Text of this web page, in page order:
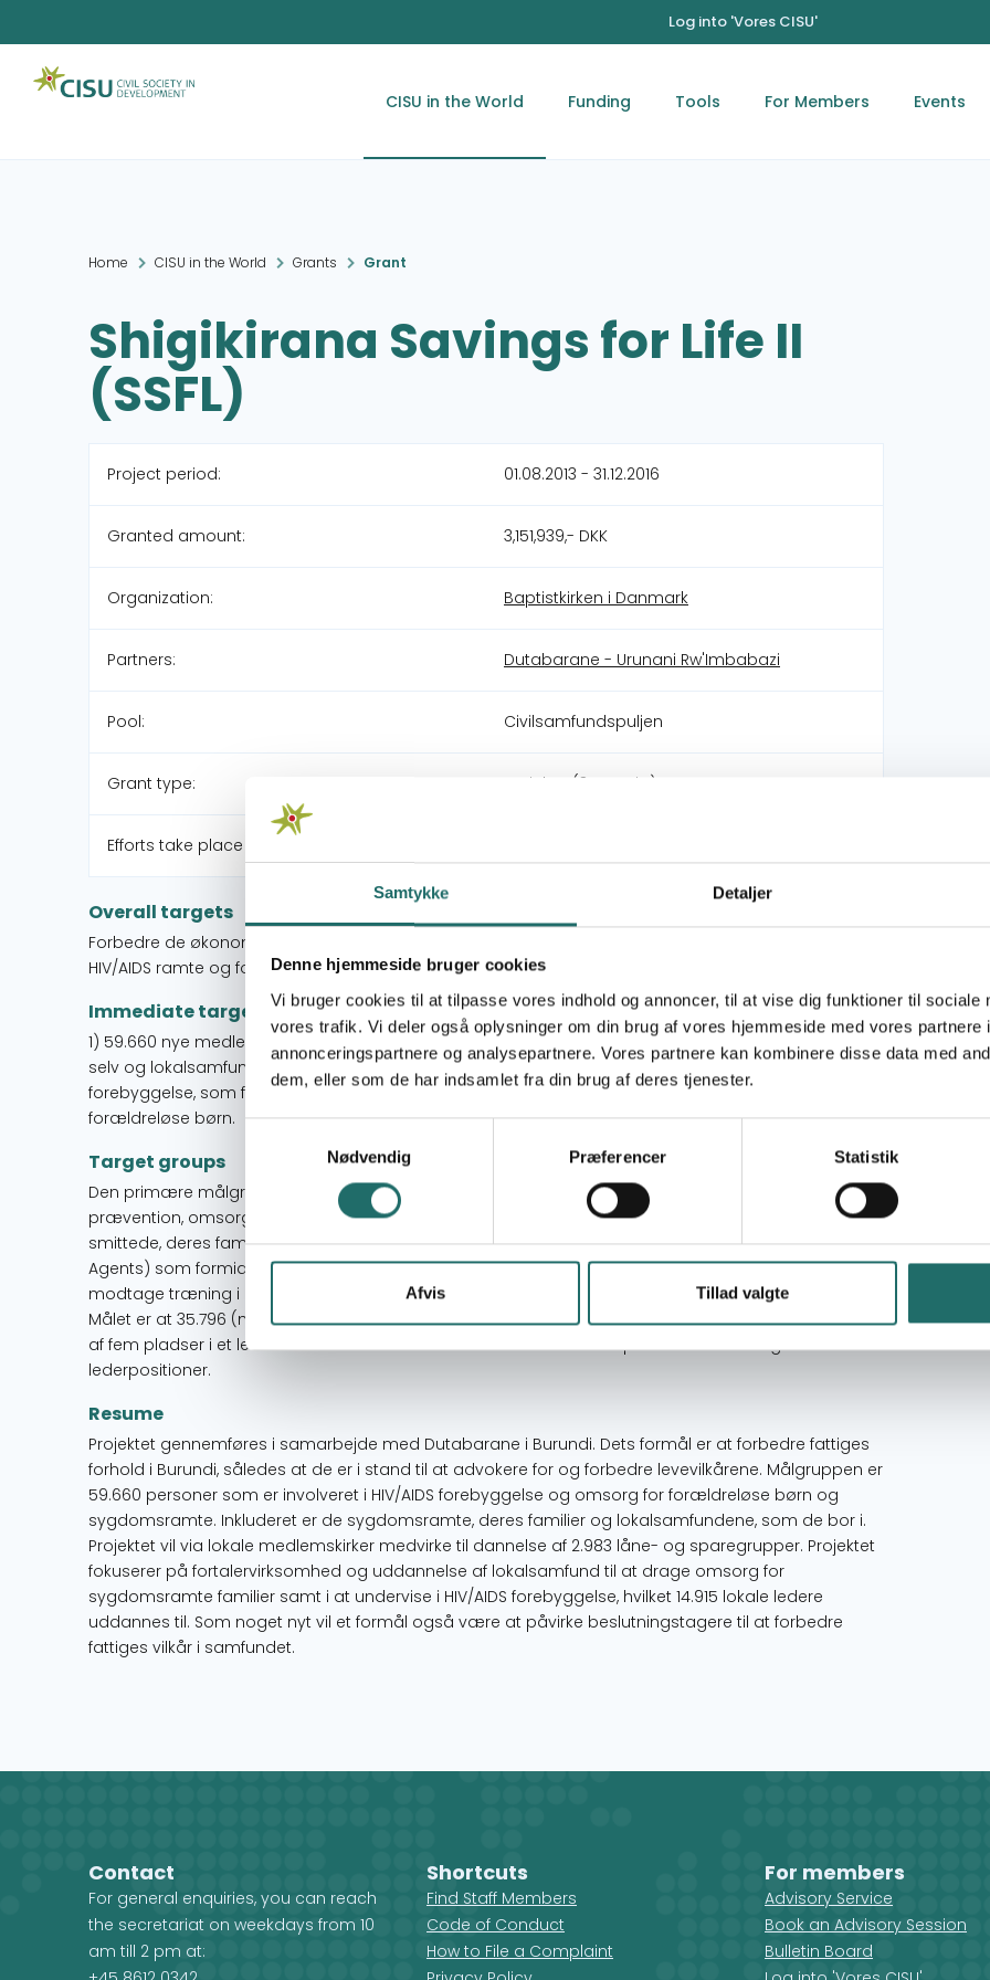
Samtykke Detaljer
Denne hjemmeside bruger cookies
Vi bruger cookies til at tilpasse vores indhold og annoncer, til at vise dig funktioner til sociale
vores trafik. Vi deler også oplysninger om din brug af vores hjemmeside med vores partnere
annonceringspartnere og analysepartnere. Vores partnere kan kombinere disse data med
dem, eller som de har indsamlet fra din brug af deres tjenester.
Nødvendig
Præferencer Statistik
Afvis Tillad valgte
Log into 'Vores CISU'
CISU in the World Funding Tools For Members Events
Home CISU in the World Grants Grant
Shigikirana Savings for Life II
(SSFL)
Project period: 01.08.2013 - 31.12.2016
Granted amount: 3,151,939,- DKK
Organization: Baptistkirken i Danmark
Partners: Dutabarane - Urunani Rw'Imbabazi
Pool: Civilsamfundspuljen
Grant type: Projekt E (3 - 5 mio)
Efforts take place in:
Overall targets
Forbedre de økonomiske forhold for de fattigste i Burundi samt reducere stigmatiseringen af
HIV/AIDS ramte og forebygge nye tilfælde.
Immediate targets
1) 59.660 nye medlemmer af låne-spare-grupper advokerer socioøkonomisk velfærd for både dem
selv og lokalsamfundet. 2) 50 % af låne-sparegruppemedlemmerne er engagerede i HIV
forebyggelse, som fører til en reduktion af diskriminationen mod HIV/AIDS smittede og hjælper
forældreløse børn.
Target groups
Den primære målgruppe er 59.660 fattige og deres familier, som er involverede i HIV/AIDS
prævention, omsorg for forældreløse børn og behandling af de smittede. Dette inkluderer de
smittede, deres familier, naboer, kirker og frivillige. Den sekundære målgruppe er frivillige (Village
Agents) som formidler projektets budskab. Disse er ofte valgt ud fra den primære målgruppe. De vil
modtage træning i hvordan budskabet formidles, etablering og støtte af nye låne-spare-grupper.
Målet er at 35.796 (mindst 60 %) af den primære målgruppe er kvinder. Desuden skal mindst tre ud
af fem pladser i et lederteam besættes af kvinder. Kvinder vil blive opfordret til at indtage
lederpositioner.
Resume
Projektet gennemføres i samarbejde med Dutabarane i Burundi. Dets formål er at forbedre fattiges
forhold i Burundi, således at de er i stand til at advokere for og forbedre levevilkårene. Målgruppen er
59.660 personer som er involveret i HIV/AIDS forebyggelse og omsorg for forældreløse børn og
sygdomsramte. Inkluderet er de sygdomsramte, deres familier og lokalsamfundene, som de bor i.
Projektet vil via lokale medlemskirker medvirke til dannelse af 2.983 låne- og sparegrupper. Projektet
fokuserer på fortalervirksomhed og uddannelse af lokalsamfund til at drage omsorg for
sygdomsramte familier samt i at undervise i HIV/AIDS forebyggelse, hvilket 14.915 lokale ledere
uddannes til. Som noget nyt vil et formål også være at påvirke beslutningstagere til at forbedre
fattiges vilkår i samfundet.
Contact
For general enquiries, you can reach
the secretariat on weekdays from 10
am till 2 pm at:
Shortcuts
Find Staff Members
Code of Conduct
How to File a Complaint
For members
Advisory Service
Book an Advisory Session
Bulletin Board